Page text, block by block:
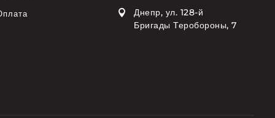

Днепр, ул. 128-й
Бригады Теробороны, 7